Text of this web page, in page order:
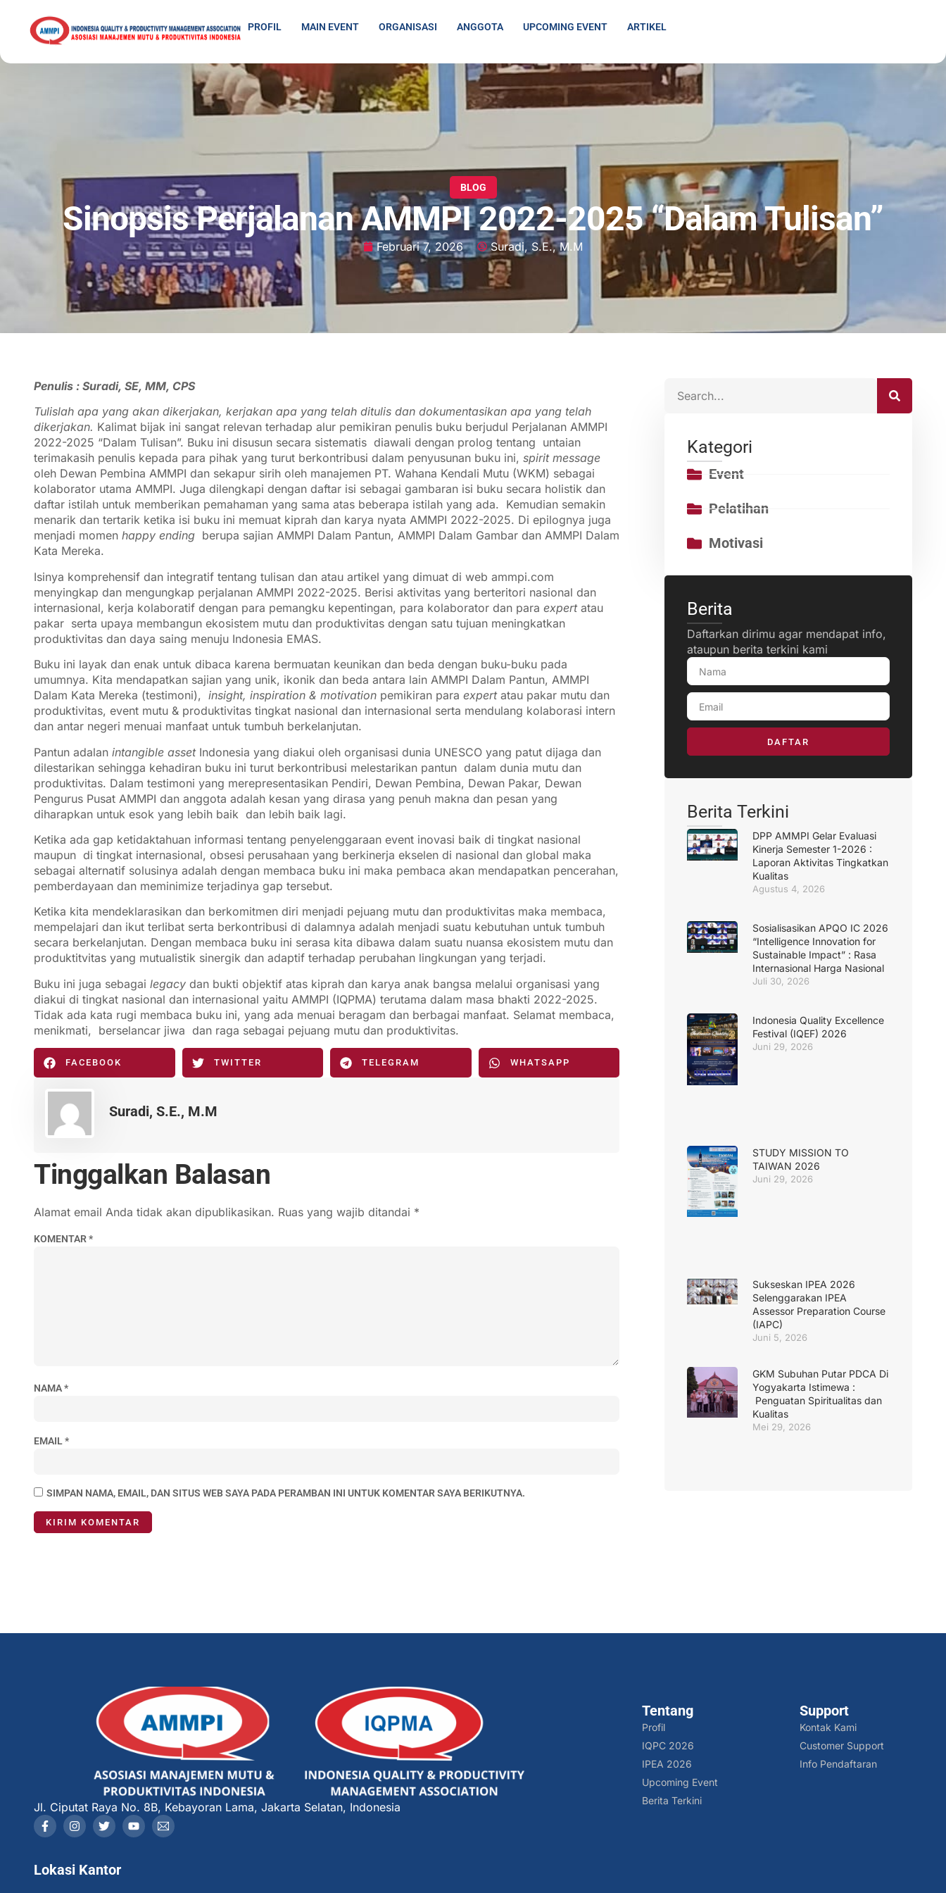
PROFIL MAIN EVENT ORGANISASI ANGGOTA UPCOMING EVENT ARTIKEL
BLOG
Sinopsis Perjalanan AMMPI 2022-2025 “Dalam Tulisan”
Februari 7, 2026 Suradi, S.E., M.M
Penulis : Suradi, SE, MM, CPS
Tulislah apa yang akan dikerjakan, kerjakan apa yang telah ditulis dan dokumentasikan apa yang telah
dikerjakan. Kalimat bijak ini sangat relevan terhadap alur pemikiran penulis buku berjudul Perjalanan AMMPI
2022-2025 “Dalam Tulisan”. Buku ini disusun secara sistematis diawali dengan prolog tentang untaian
terimakasih penulis kepada para pihak yang turut berkontribusi dalam penyusunan buku ini, spirit message
oleh Dewan Pembina AMMPI dan sekapur sirih oleh manajemen PT. Wahana Kendali Mutu (WKM) sebagai
kolaborator utama AMMPI. Juga dilengkapi dengan daftar isi sebagai gambaran isi buku secara holistik dan
daftar istilah untuk memberikan pemahaman yang sama atas beberapa istilah yang ada. Kemudian semakin
menarik dan tertarik ketika isi buku ini memuat kiprah dan karya nyata AMMPI 2022-2025. Di epilognya juga
menjadi momen happy ending berupa sajian AMMPI Dalam Pantun, AMMPI Dalam Gambar dan AMMPI Dalam
Kata Mereka.
Isinya komprehensif dan integratif tentang tulisan dan atau artikel yang dimuat di web ammpi.com
menyingkap dan mengungkap perjalanan AMMPI 2022-2025. Berisi aktivitas yang berteritori nasional dan
internasional, kerja kolaboratif dengan para pemangku kepentingan, para kolaborator dan para expertatau
pakar serta upaya membangun ekosistem mutu dan produktivitas dengan satu tujuan meningkatkan
produktivitas dan daya saing menuju Indonesia EMAS.
Buku ini layak dan enak untuk dibaca karena bermuatan keunikan dan beda dengan buku-buku pada
umumnya. Kita mendapatkan sajian yang unik, ikonik dan beda antara lain AMMPI Dalam Pantun, AMMPI
Dalam Kata Mereka (testimoni), insight, inspiration & motivation pemikiran para expertatau pakar mutu dan
produktivitas, event mutu & produktivitas tingkat nasional dan internasional serta mendulang kolaborasi intern
dan antar negeri menuai manfaat untuk tumbuh berkelanjutan.
Pantun adalan intangible asset Indonesia yang diakui oleh organisasi dunia UNESCO yang patut dijaga dan
dilestarikan sehingga kehadiran buku ini turut berkontribusi melestarikan pantun dalam dunia mutu dan
produktivitas. Dalam testimoni yang merepresentasikan Pendiri, Dewan Pembina, Dewan Pakar, Dewan
Pengurus Pusat AMMPI dan anggota adalah kesan yang dirasa yang penuh makna dan pesan yang
diharapkan untuk esok yang lebih baik dan lebih baik lagi.
Ketika ada gap ketidaktahuan informasi tentang penyelenggaraan event inovasi baik di tingkat nasional
maupun di tingkat internasional, obsesi perusahaan yang berkinerja ekselen di nasional dan global maka
sebagai alternatif solusinya adalah dengan membaca buku ini maka pembaca akan mendapatkan pencerahan,
pemberdayaan dan meminimize terjadinya gap tersebut.
Ketika kita mendeklarasikan dan berkomitmen diri menjadi pejuang mutu dan produktivitas maka membaca,
mempelajari dan ikut terlibat serta berkontribusi di dalamnya adalah menjadi suatu kebutuhan untuk tumbuh
secara berkelanjutan. Dengan membaca buku ini serasa kita dibawa dalam suatu nuansa ekosistem mutu dan
produktitvitas yang mutualistik sinergik dan adaptif terhadap perubahan lingkungan yang terjadi.
Buku ini juga sebagai legacy dan bukti objektif atas kiprah dan karya anak bangsa melalui organisasi yang
diakui di tingkat nasional dan internasional yaitu AMMPI (IQPMA) terutama dalam masa bhakti 2022-2025.
Tidak ada kata rugi membaca buku ini, yang ada menuai beragam dan berbagai manfaat. Selamat membaca,
menikmati, berselancar jiwa dan raga sebagai pejuang mutu dan produktivitas.
FACEBOOK TWITTER TELEGRAM WHATSAPP
Suradi, S.E., M.M
Tinggalkan Balasan
Alamat email Anda tidak akan dipublikasikan. Ruas yang wajib ditandai *
KOMENTAR*
NAMA*
EMAIL *
SIMPAN NAMA, EMAIL, DAN SITUS WEB SAYA PADA PERAMBAN INI UNTUK KOMENTAR SAYA BERIKUTNYA.
Kategori
Event
Pelatihan
Motivasi
Berita
Daftarkan dirimu agar mendapat info,
ataupun berita terkini kami
DAFTAR
Berita Terkini
DPP AMMPI Gelar Evaluasi
Kinerja Semester 1-2026 :
Laporan Aktivitas Tingkatkan
Kualitas
Agustus 4, 2026
Sosialisasikan APQO IC 2026
“Intelligence Innovation for
Sustainable Impact” : Rasa
Internasional Harga Nasional
Juli 30, 2026
Indonesia Quality Excellence
Festival (IQEF) 2026
Juni 29, 2026
STUDY MISSION TO
TAIWAN 2026
Juni 29, 2026
Sukseskan IPEA 2026
Selenggarakan IPEA
Assessor Preparation Course
(IAPC)
Juni 5, 2026
GKM Subuhan Putar PDCA Di
Yogyakarta Istimewa :
Penguatan Spiritualitas dan
Kualitas
Mei 29, 2026
Jl. Ciputat Raya No. 8B, Kebayoran Lama, Jakarta Selatan, Indonesia
Tentang
Profil
IQPC 2026
IPEA 2026
Upcoming Event
Berita Terkini
Support
Kontak Kami
Customer Support
Info Pendaftaran
Lokasi Kantor